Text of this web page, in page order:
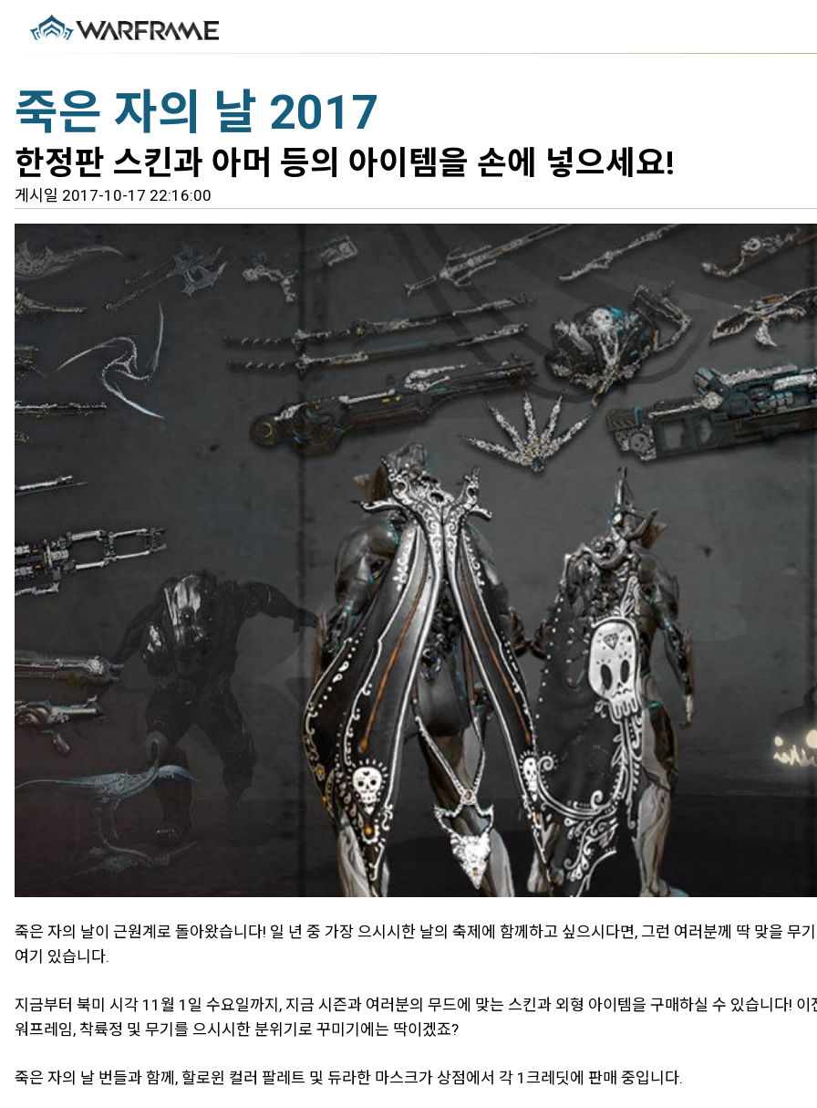
죽은 자의 날 2017
한정판 스킨과 아머 등의 아이템을 손에 넣으세요!
게시일 2017-10-17 22:16:00
죽은 자의 날이 근원계로 돌아왔습니다! 일 년 중 가장 으시시한 날의 축제에 함께하고 싶으시다면, 그런 여러분께 딱 맞을 무
여기 있습니다.
지금부터 북미 시각 11월 1일 수요일까지, 지금 시즌과 여러분의 무드에 맞는 스킨과 외형 아이템을 구매하실 수 있습니다!
워프레임, 착륙정 및 무기를 으시시한 분위기로 꾸미기에는 딱이겠죠?
죽은 자의 날 번들과 함께, 할로윈 컬러 팔레트 및 듀라한 마스크가 상점에서 각 1크레딧에 판매 중입니다.